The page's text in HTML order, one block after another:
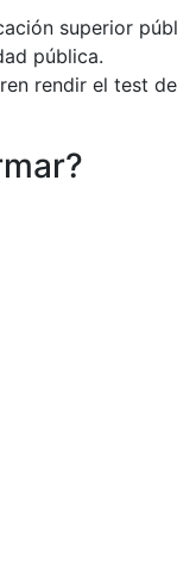
superior
pública.
rendir el test